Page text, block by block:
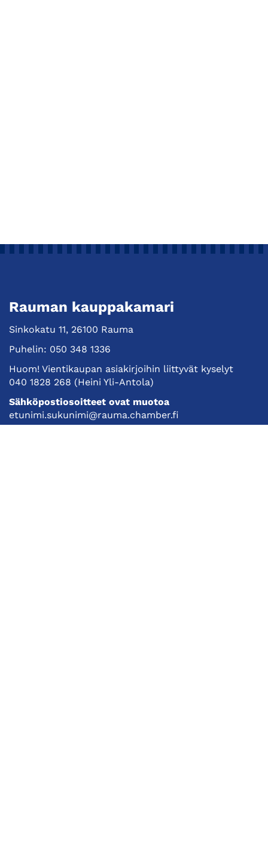
Rauman kauppakamari
Sinkokatu 11, 26100 Rauma
Puhelin: 050 348 1336
Huom! Vientikaupan asiakirjoihin liittyvät kyselyt
040 1828 268 (Heini Yli-Antola)
Sähköpostiosoitteet ovat muotoa
etunimi.sukunimi@rauma.chamber.fi